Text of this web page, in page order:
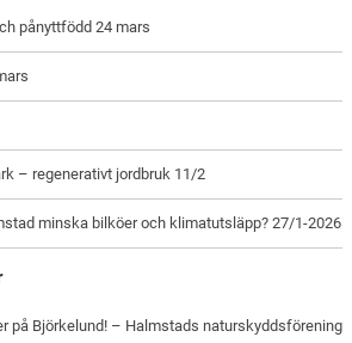
pånyttfödd 24 mars
– regenerativt jordbruk 11/2
minska bilköer och klimatutsläpp? 27/1-2026
på Björkelund! – Halmstads naturskyddsförening